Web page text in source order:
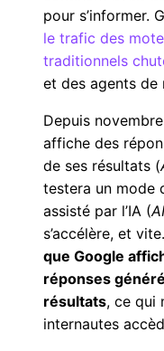
pour s’informer.
le trafic des
traditionnels
et des agents de
Depuis
affiche des
de ses résultats (
testera un mode
assisté par l’IA (
s’accélère, et
que Google
réponses
résultats, ce qui
internautes